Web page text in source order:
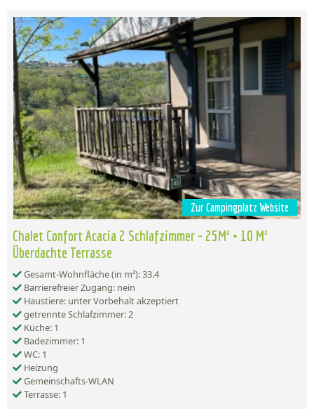
Zur Campingplatz Website
Chalet Confort Acacia 2 Schlafzimmer - 25M² + 10 M²
Überdachte Terrasse
Gesamt-Wohnfläche (in m²): 33.4
Barrierefreier Zugang: nein
Haustiere: unter Vorbehalt akzeptiert
getrennte Schlafzimmer: 2
Küche: 1
Badezimmer: 1
WC: 1
Heizung
Gemeinschafts-WLAN
Terrasse: 1